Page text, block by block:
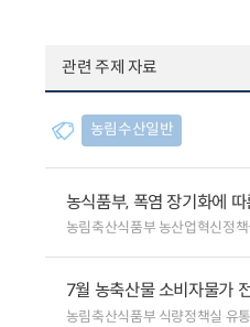
관련 주제 자료
농림수산일반
농식품부, 폭염 장기화에
농림축산식품부 농산업혁신정
7월 농축산물 소비자물가
농림축산식품부 식량정책실 유